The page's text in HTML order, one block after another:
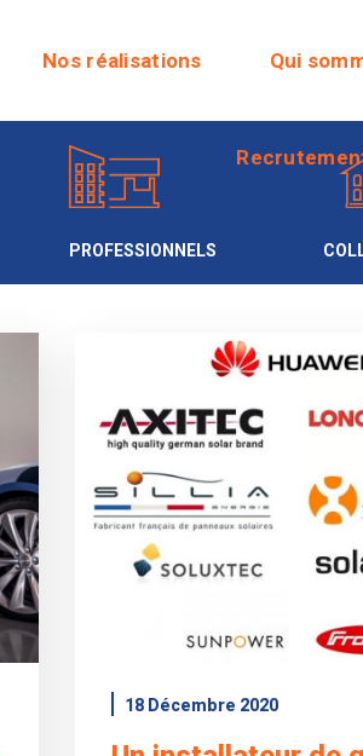
Nos réalisations Qui
PROFESSIONNELS
18 Décembre 2020